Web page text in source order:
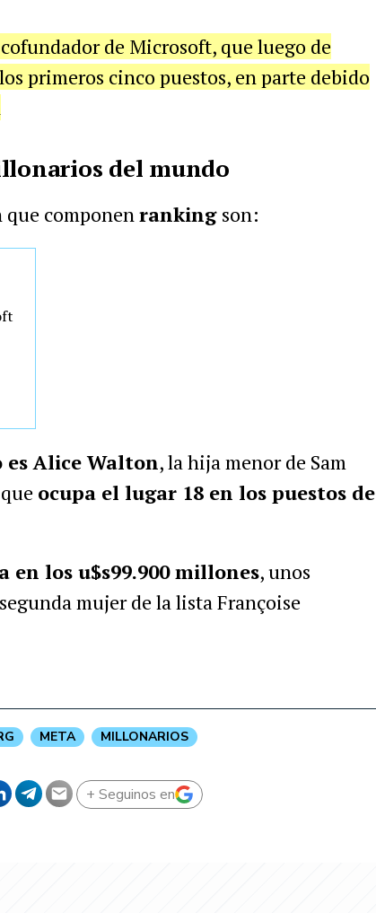
de Microsoft, que luego de
primeros cinco puestos, en parte debido
del mundo
que componenranking son:
Alice Walton, la hija menor de Sam
ocupa el lugar 18 en los puestos de
en los u$s99.900 millones, unos
mujer de la lista Françoise
META MILLONARIOS
+ Seguinos en